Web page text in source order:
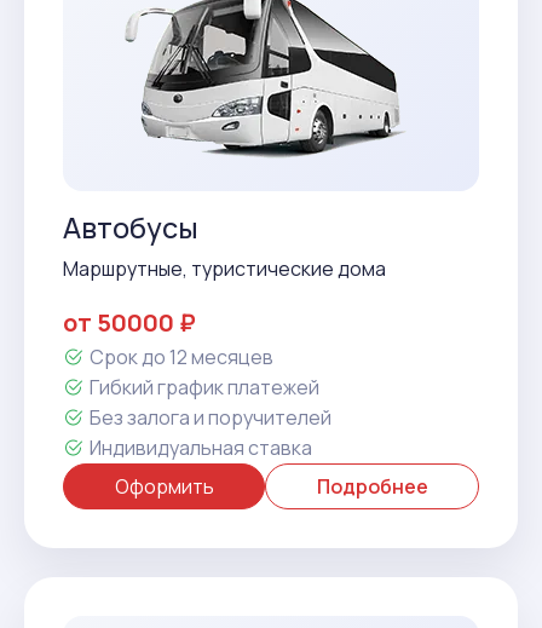
Автобусы
Маршрутные, туристические дома
от 50000 ₽
Срок до 12 месяцев
Гибкий график платежей
Без залога и поручителей
Индивидуальная ставка
Оформить
Подробнее